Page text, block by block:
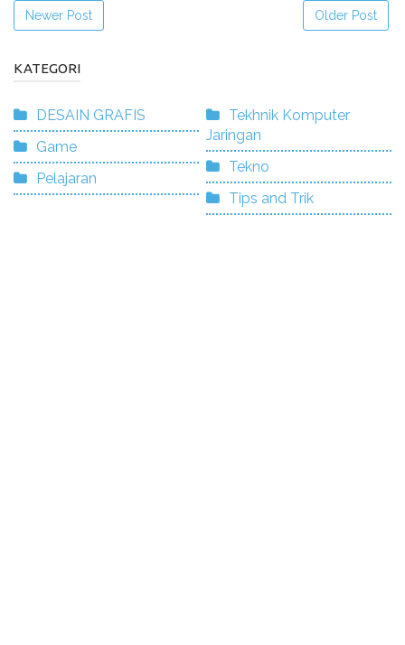
Newer Post Older Post
KATEGORI
DESAIN GRAFIS
Game
Pelajaran
Tekhnik Komputer
Jaringan
Tekno
Tips and Trik